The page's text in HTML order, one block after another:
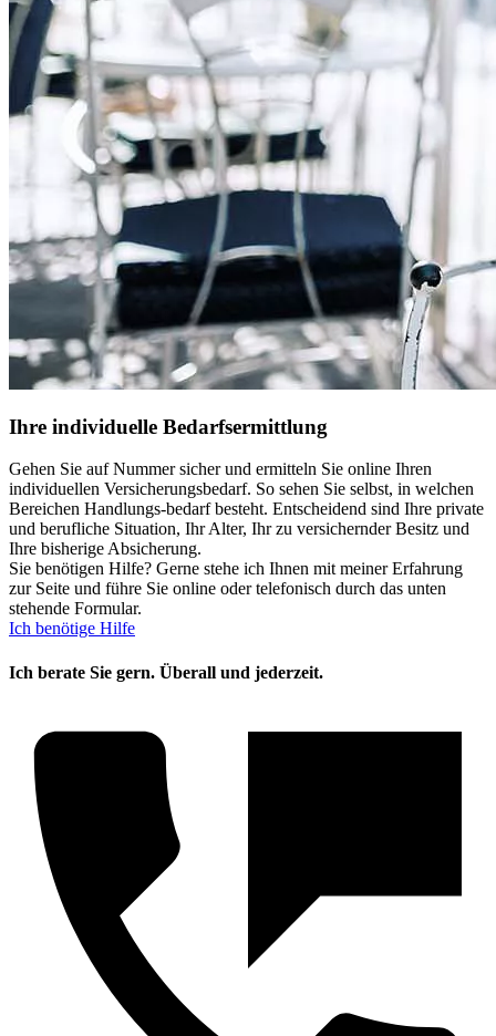
Ihre individuelle Bedarfsermittlung
Gehen Sie auf Nummer sicher und ermitteln Sie online Ihren
individuellen Versicherungsbedarf. So sehen Sie selbst, in welchen
Bereichen Handlungs-bedarf besteht. Entscheidend sind Ihre private
und berufliche Situation, Ihr Alter, Ihr zu versichernder Besitz und
Ihre bisherige Absicherung.
Sie benötigen Hilfe? Gerne stehe ich Ihnen mit meiner Erfahrung
zur Seite und führe Sie online oder telefonisch durch das unten
stehende Formular.
Ich benötige Hilfe
Ich berate Sie gern. Überall und jederzeit.